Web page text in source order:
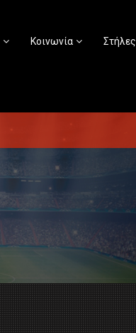
Κοινωνία Στήλες